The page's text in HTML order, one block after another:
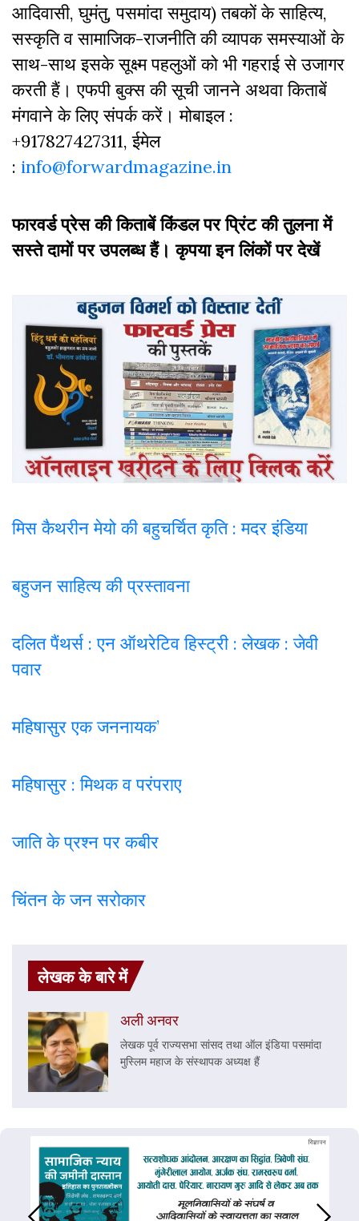
आदिवासी, घुमंतु, पसमांदा समुदाय) तबकों के साहित्‍य,
सस्‍क‍ृति व सामाजिक-राजनीति की व्‍यापक समस्‍याओं के
साथ-साथ इसके सूक्ष्म पहलुओं को भी गहराई से उजागर
करती हैं। एफपी बुक्‍स की सूची जानने अथवा किताबें
मंगवाने के लिए संपर्क करें। मोबाइल :
+917827427311, ईमेल
: info@forwardmagazine.in
फारवर्ड प्रेस की किताबें किंडल पर प्रिंट की तुलना में
सस्ते दामों पर उपलब्ध हैं। कृपया इन लिंकों पर देखें
मिस कैथरीन मेयो की बहुचर्चित कृति : मदर इंडिया
बहुजन साहित्य की प्रस्तावना
दलित पैंथर्स : एन ऑथरेटिव हिस्ट्री : लेखक : जेवी
पवार
महिषासुर एक जननायक’
महिषासुर : मिथक व परंपराए
जाति के प्रश्न पर कबीर
चिंतन के जन सरोकार
लेखक के बारे में
अली अनवर
लेखक पूर्व राज्यसभा सांसद तथा ऑल इंडिया पसमांदा
मुस्लिम महाज के संस्थापक अध्यक्ष हैं